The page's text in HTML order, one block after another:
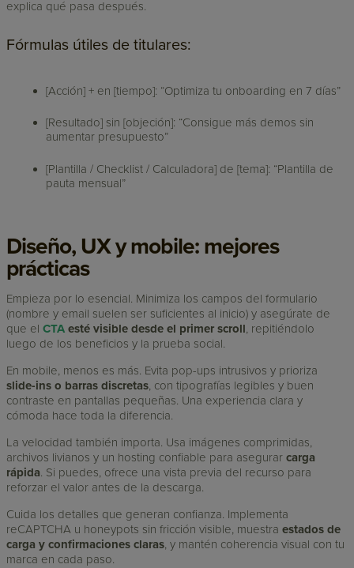
explica qué pasa después.
Fórmulas útiles de titulares:
[Acción] + en [tiempo]: “Optimiza tu onboarding en 7 días”
[Resultado] sin [objeción]: “Consigue más demos sin
aumentar presupuesto”
[Plantilla / Checklist / Calculadora] de [tema]: “Plantilla de
pauta mensual”
Diseño, UX y mobile: mejores
prácticas
Empieza por lo esencial. Minimiza los campos del formulario
(nombre y email suelen ser suficientes al inicio) y asegúrate de
que elCTA esté visible desde el primer scroll, repitiéndolo
luego de los beneficios y la prueba social.
En mobile, menos es más. Evita pop-ups intrusivos y prioriza
slide-ins o barras discretas, con tipografías legibles y buen
contraste en pantallas pequeñas. Una experiencia clara y
cómoda hace toda la diferencia.
La velocidad también importa. Usa imágenes comprimidas,
archivos livianos y un hosting confiable para asegurarcarga
rápida. Si puedes, ofrece una vista previa del recurso para
reforzar el valor antes de la descarga.
Cuida los detalles que generan confianza. Implementa
reCAPTCHA u honeypots sin fricción visible, muestraestados de
carga y confirmaciones claras, y mantén coherencia visual con tu
marca en cada paso.